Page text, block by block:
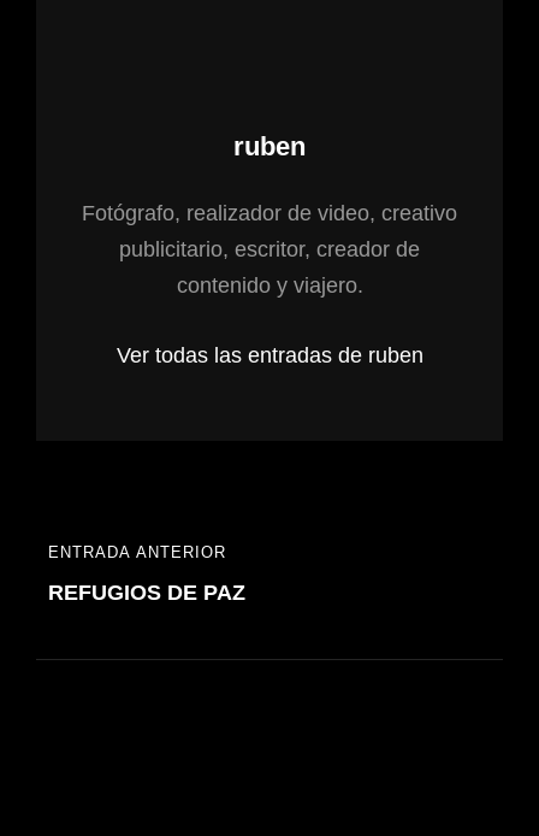
Autor:
ruben
Fotógrafo, realizador de video, creativo
publicitario, escritor, creador de
contenido y viajero.
Ver todas las entradas de ruben
Navegación
de
ENTRADA
ANTERIOR
ENTRADA ANTERIOR
REFUGIOS DE PAZ